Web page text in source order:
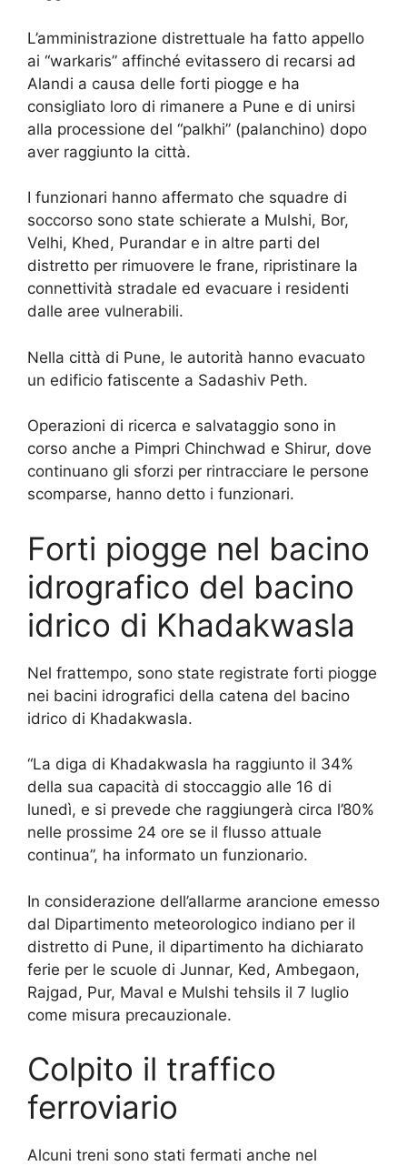
L’amministrazione distrettuale ha fatto appello
ai “warkaris” affinché evitassero di recarsi ad
Alandi a causa delle forti piogge e ha
consigliato loro di rimanere a Pune e di unirsi
alla processione del “palkhi” (palanchino) dopo
aver raggiunto la città.
I funzionari hanno affermato che squadre di
soccorso sono state schierate a Mulshi, Bor,
Velhi, Khed, Purandar e in altre parti del
distretto per rimuovere le frane, ripristinare la
connettività stradale ed evacuare i residenti
dalle aree vulnerabili.
Nella città di Pune, le autorità hanno evacuato
un edificio fatiscente a Sadashiv Peth.
Operazioni di ricerca e salvataggio sono in
corso anche a Pimpri Chinchwad e Shirur, dove
continuano gli sforzi per rintracciare le persone
scomparse, hanno detto i funzionari.
Forti piogge nel bacino
idrografico del bacino
idrico di Khadakwasla
Nel frattempo, sono state registrate forti piogge
nei bacini idrografici della catena del bacino
idrico di Khadakwasla.
“La diga di Khadakwasla ha raggiunto il 34%
della sua capacità di stoccaggio alle 16 di
lunedì, e si prevede che raggiungerà circa l’80%
nelle prossime 24 ore se il flusso attuale
continua”, ha informato un funzionario.
In considerazione dell’allarme arancione emesso
dal Dipartimento meteorologico indiano per il
distretto di Pune, il dipartimento ha dichiarato
ferie per le scuole di Junnar, Ked, Ambegaon,
Rajgad, Pur, Maval e Mulshi tehsils il 7 luglio
come misura precauzionale.
Colpito il traffico
ferroviario
Alcuni treni sono stati fermati anche nel